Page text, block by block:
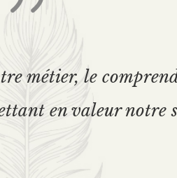
métier, le
en valeur notre